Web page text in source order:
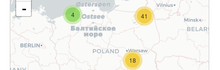
18
41
4
-